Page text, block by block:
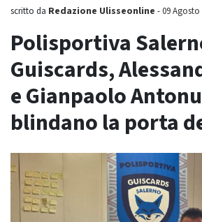
scritto da Redazione Ulisseonline -09 Agosto
Polisportiva
Guiscards,
e Gianpaolo
blindano la porta